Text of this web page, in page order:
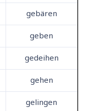
gebären
geben
gedeihen
gehen
gelingen